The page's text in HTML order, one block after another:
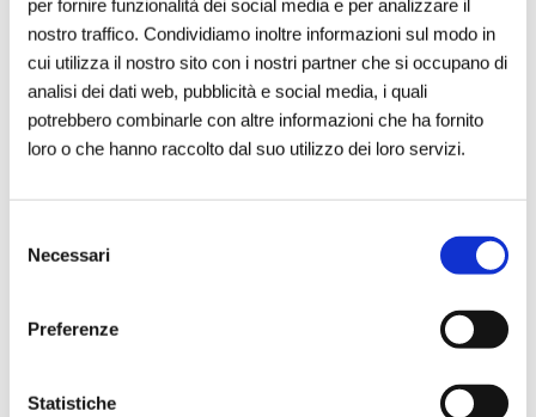
per fornire funzionalità dei social media e per analizzare il
nostro traffico. Condividiamo inoltre informazioni sul modo in
cui utilizza il nostro sito con i nostri partner che si occupano di
analisi dei dati web, pubblicità e social media, i quali
potrebbero combinarle con altre informazioni che ha fornito
loro o che hanno raccolto dal suo utilizzo dei loro servizi.
delNecessari
Preferenze
Statistiche
sostenibilità
Parlare dieconomia socialesignifica
parlare anche disostenibilità, intesa
nella sua dimensione economica, sociale
organizzativi capaci di durare nel tempo,
creando valore senza compromettere le
La sostenibilità, in questo contesto, non è